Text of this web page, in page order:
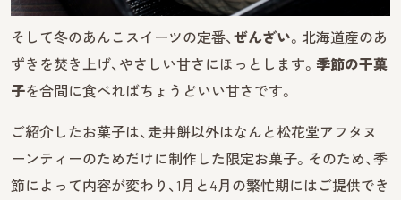
そして冬のあんこスイーツの定番、 ぜんざい。北海道産のあ
ずきを焚き上げ、やさしい甘さにほっとします。 季節の干菓
子を合間に食べればちょうどいい甘さです。
ご紹介したお菓子は、走井餅以外はなんと松花堂アフタヌ
ーンティーのためだけに制作した限定お菓子。そのため、季
節によって内容が変わり、1月と4月の繁忙期にはご提供でき